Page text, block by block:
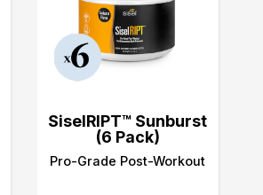
SiselRIPT™ Sunburst
(6 Pack)
Pro-Grade Post-Workout